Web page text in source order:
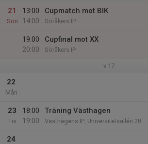
21
Sön
13:00
14:00
Cupmatch mot BIK
Söråkers IP
19:00
20:00
Cupfinal mot XX
Söråkers IP
v.17
22
Mån
23
Tis
18:00
19:00
Träning Västhagen
Västhagens IP, Universitetsallén 28
24